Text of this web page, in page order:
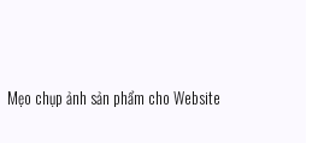
Mẹo chụp ảnh sản phẩm cho Website